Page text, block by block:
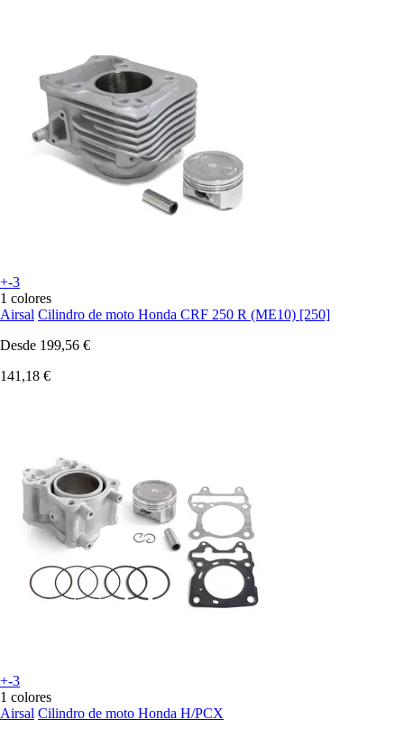
+-3
1 colores
Airsal Cilindro de moto Honda CRF 250 R (ME10) [250]
Desde 199,56 €
141,18 €
+-3
1 colores
Airsal Cilindro de moto Honda H/PCX